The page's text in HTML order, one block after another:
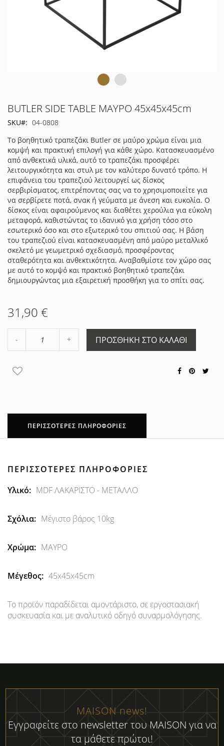
Μετάβαση
αρχή
της
συλλογής
εικόνων
BUTLER SIDE TABLE ΜΑΥΡΟ 45x45x45cm
SKU
04-0808
Το βοηθητικό τραπεζάκι Butler σε μαύρο χρώμα είναι μια
κομψή και πρακτική επιλογή για κάθε χώρο. Κατασκευασμένο
από ανθεκτικά υλικά, αυτό το τραπεζάκι προσφέρει
λειτουργικότητα και στυλ με τον καλύτερο δυνατό τρόπο. Η
επιφάνεια του τραπεζιού λειτουργεί ως δίσκος
σερβιρίσματος, επιτρέποντας σας να το χρησιμοποιείτε για
να σερβίρετε ποτά, σνακ ή γεύματα με άνεση και ευκολία. Ο
δίσκος είναι αφαιρούμενος και διαθέτει χερούλια για εύκολη
μεταφορά, καθιστώντας το ιδανικό για χρήση τόσο στο
εσωτερικό όσο και στο εξωτερικό του σπιτιού σας. Η βάση
του τραπεζιού είναι κατασκευασμένη από μαύρο μεταλλικό
σκελετό με γεωμετρικό σχεδιασμό, προσφέροντας
σταθερότητα και ανθεκτικότητα. Αναβαθμίστε τον χώρο σας
με αυτό το κομψό και πρακτικό βοηθητικό τραπεζάκι
δημιουργώντας μια εξαιρετική προσθήκη για το σπίτι σας.
31,90 €
κατά
1
Αύξηση
ΠΡΟΣΘΉΚΗ ΣΤΟ ΚΑΛΆΘΙ
ΠΕΡΙΣΣΌΤΕΡΕΣ ΠΛΗΡΟΦΟΡΊΕΣ
ΠΕΡΙΣΣΌΤΕΡΕΣ ΠΛΗΡΟΦΟΡΊΕΣ
ΠερισσότερεςMDF ΛΑΚΑΡΙΣΤΟ - ΜΕΤΑΛΛΟ
Μέγιστο βάρος 10kg
ΜΑΥΡΟ
45x45x45cm
Το προϊόν παραδίδεται αμοντάριστο, σε εργοστασιακή
συσκευασία και με αναλυτικό οδηγό συναρμολόγησης.
MAISON news!
Εγγραφείτε στο newsletter του MAISON για να
τα μάθετε πρώτοι!